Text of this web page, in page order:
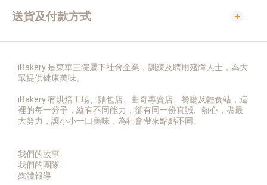
送貨及付款方式
iBakery 是東華三院屬下社會企業，訓練及聘用殘障人士，為大
眾提供健康美味。
iBakery 有烘焙工場、麵包店、曲奇專賣店、餐廳及輕食站，這
裡的每一分子，縱有不同能力，卻有同一份真誠、熱心，盡最
大努力，讓小小一口美味，為社會帶來點點不同。
我們的故事
我們的團隊
媒體報導